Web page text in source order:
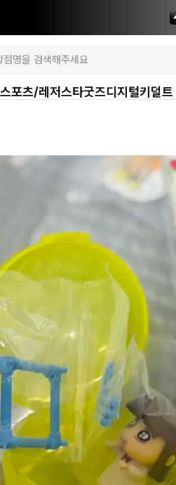
스포츠/레저스타굿즈디지털키덜트